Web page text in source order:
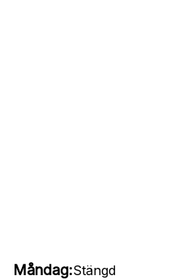
Måndag:Stängd